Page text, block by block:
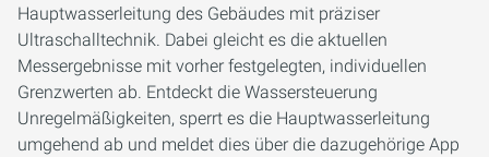
Hauptwasserleitung des Gebäudes mit präziser
Ultraschalltechnik. Dabei gleicht es die aktuellen
Messergebnisse mit vorher festgelegten, individuellen
Grenzwerten ab. Entdeckt die Wassersteuerung
Unregelmäßigkeiten, sperrt es die Hauptwasserleitung
umgehend ab und meldet dies über die dazugehörige App